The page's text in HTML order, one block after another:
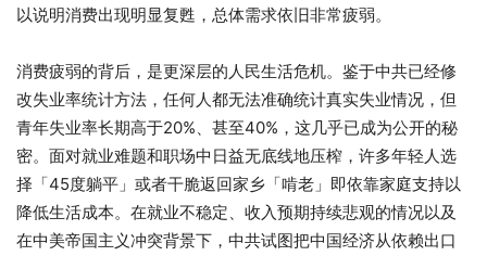
以说明消费出现明显复甦，总体需求依旧非常疲弱。
消费疲弱的背后，是更深层的人民生活危机。鉴于中共已经修
改失业率统计方法，任何人都无法准确统计真实失业情况，但
青年失业率长期高于20%、甚至40%，这几乎已成为公开的秘
密。面对就业难题和职场中日益无底线地压榨，许多年轻人选
择「45度躺平」或者干脆返回家乡「啃老」即依靠家庭支持以
降低生活成本。在就业不稳定、收入预期持续悲观的情况以及
在中美帝国主义冲突背景下，中共试图把中国经济从依赖出口